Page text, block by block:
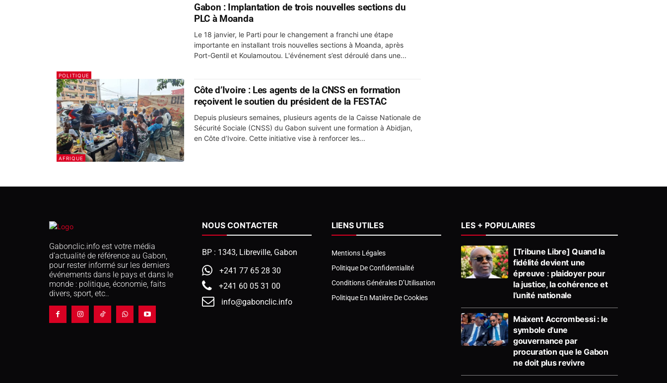
POLITIQUE
Gabon : Implantation de trois nouvelles sections du
PLC à Moanda
Le 18 janvier, le Parti pour le changement a franchi une étape
importante en installant trois nouvelles sections à Moanda, après
Port-Gentil et Koulamoutou. L'événement s’est déroulé dans une...
AFRIQUE
Côte d’Ivoire : Les agents de la CNSS en formation
reçoivent le soutien du président de la FESTAC
Depuis plusieurs semaines, plusieurs agents de la Caisse Nationale de
Sécurité Sociale (CNSS) du Gabon suivent une formation à Abidjan,
en Côte d’Ivoire. Cette initiative vise à renforcer les...
Gabonclic.info est votre média
d’actualité de référence au Gabon,
pour rester informé sur les derniers
événements dans le pays et dans le
monde : politique, économie, faits
divers, sport, etc..
NOUS CONTACTER
BP : 1343, Libreville, Gabon
+241 77 65 28 30
+241 60 05 31 00
info@gabonclic.info
LIENS UTILES
Mentions Légales
Politique De Confidentialité
Conditions Générales D’Utilisation
Politique En Matière De Cookies
LES + POPULAIRES
[Tribune Libre] Quand la
fidélité devient une
épreuve : plaidoyer pour
la justice, la cohérence et
l’unité nationale
Maixent Accrombessi : le
symbole d’une
gouvernance par
procuration que le Gabon
ne doit plus revivre